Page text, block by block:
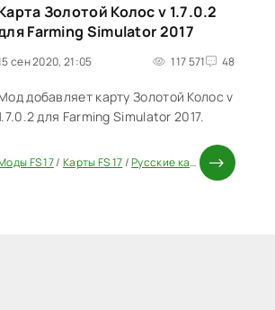
Золотой Колос v 1.7.0.2
Farming Simulator 2017
сен 2020, 21:05 117 571 48
добавляет карту Золотой Колос v
для Farming Simulator 2017.
FS 17/ Карты FS 17/Русские карты для FS 17